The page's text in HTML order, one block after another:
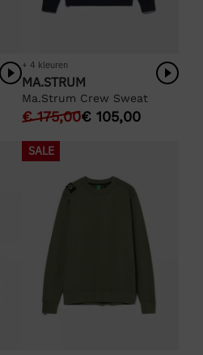
+ 4 kleuren
MA.STRUM
Ma.Strum Crew Sweat
€175,00€ 105,00
SALE